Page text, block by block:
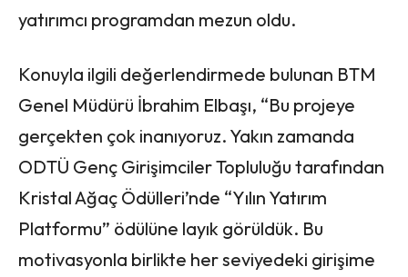
yatırımcı programdan mezun oldu.
Konuyla ilgili değerlendirmede bulunan BTM
Genel Müdürü İbrahim Elbaşı, “Bu projeye
gerçekten çok inanıyoruz. Yakın zamanda
ODTÜ Genç Girişimciler Topluluğu tarafından
Kristal Ağaç Ödülleri’nde “Yılın Yatırım
Platformu” ödülüne layık görüldük. Bu
motivasyonla birlikte her seviyedeki girişime